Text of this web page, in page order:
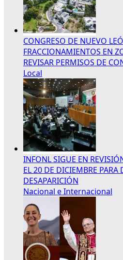
CONGRESO DE NUEVO
FRACCIONAMIENTOS EN
REVISAR PERMISOS DE
Local
INFONL SIGUE EN
EL 20 DE DICIEMBRE PARA
DESAPARICIÓN
Nacional e Internacional